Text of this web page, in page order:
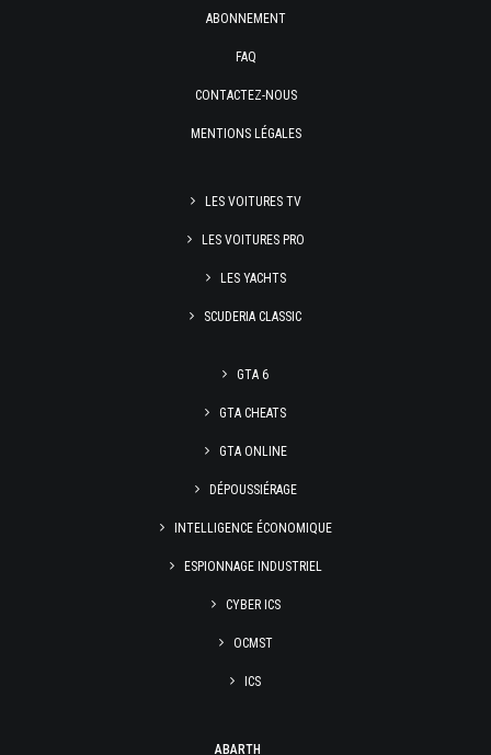
ABONNEMENT
FAQ
CONTACTEZ-NOUS
MENTIONS LÉGALES
LES VOITURES TV
LES VOITURES PRO
LES YACHTS
SCUDERIA CLASSIC
GTA 6
GTA CHEATS
GTA ONLINE
DÉPOUSSIÉRAGE
INTELLIGENCE ÉCONOMIQUE
ESPIONNAGE INDUSTRIEL
CYBER ICS
OCMST
ICS
ABARTH